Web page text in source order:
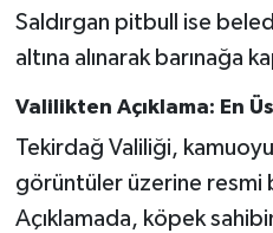
Saldırgan pitbull ise
altına alınarak barınağa
Valilikten Açıklama: En
Tekirdağ Valiliği,
görüntüler üzerine resmi
Açıklamada, köpek